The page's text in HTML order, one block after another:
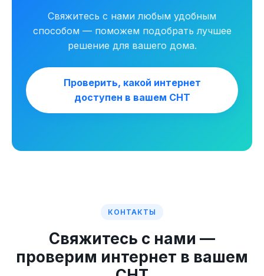
Свяжитесь с нами любым удобным
способом — поможем подобрать лучшее
решение для вашего дома.
Проверить, какой интернет
доступен в вашем СНТ
КОНТАКТЫ
Свяжитесь с нами —
проверим интернет в вашем